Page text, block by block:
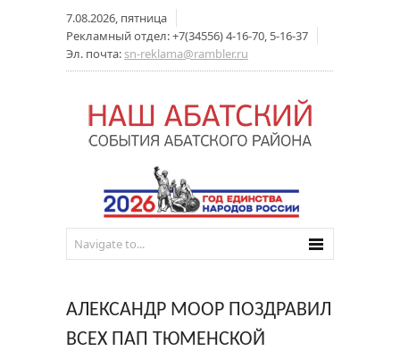
7.08.2026, пятница
Рекламный отдел: +7(34556) 4-16-70, 5-16-37
Эл. почта: sn-reklama@rambler.ru
АЛЕКСАНДР МООР ПОЗДРАВИЛ
ВСЕХ ПАП ТЮМЕНСКОЙ